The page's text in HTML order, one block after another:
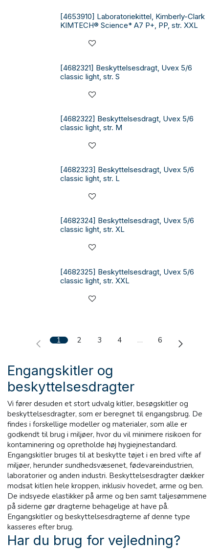
[4653910] Laboratoriekittel, Kimberly-Clark
KIMTECH® Science* A7 P+, PP, str. XXL
[4682321] Beskyttelsesdragt, Uvex 5/6
classic light, str. S
[4682322] Beskyttelsesdragt, Uvex 5/6
classic light, str. M
[4682323] Beskyttelsesdragt, Uvex 5/6
classic light, str. L
[4682324] Beskyttelsesdragt, Uvex 5/6
classic light, str. XL
[4682325] Beskyttelsesdragt, Uvex 5/6
classic light, str. XXL
1 2 3 4 … 6
Engangskitler og
beskyttelsesdragter
Vi fører desuden et stort udvalg kitler, besøgskitler og
beskyttelsesdragter, som er beregnet til engangsbrug. De
findes i forskellige modeller og materialer, som alle er
godkendt til brug i miljøer, hvor du vil minimere risikoen for
kontaminering og opretholde høj hygiejnestandard.
Engangskitler bruges til at beskytte tøjet i en bred vifte af
miljøer, herunder sundhedsvæsenet, fødevareindustrien,
laboratorier og anden industri. Beskyttelsesdragter dækker
modsat kitlen hele kroppen, inklusiv hovedet, arme og ben.
De indsyede elastikker på arme og ben samt taljesømmene
på siderne gør dragterne behagelige at have på.
Engangskitler og beskyttelsesdragterne af denne type
kasseres efter brug.
Har du brug for vejledning?